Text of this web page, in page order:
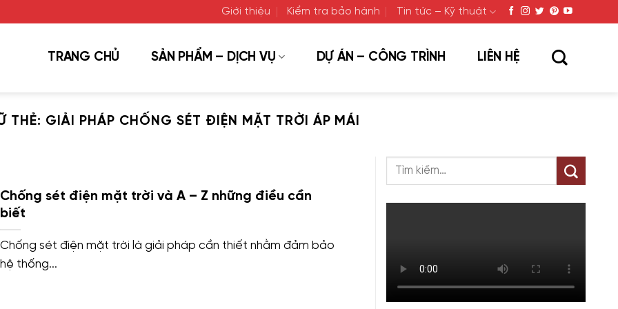
Giới thiệu Kiểm tra bảo hành Tin tức – Kỹ thuật
TRANG CHỦ SẢN PHẨM – DỊCH VỤ DỰ ÁN – CÔNG TRÌNH LIÊN HỆ
THẺ: GIẢI PHÁP CHỐNG SÉT ĐIỆN MẶT TRỜI ÁP MÁI
Chống sét điện mặt trời và A – Z những điều cần
biết
Chống sét điện mặt trời là giải pháp cần thiết nhằm đảm bảo
hệ thống...